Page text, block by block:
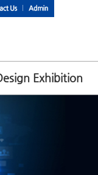
Exhibition